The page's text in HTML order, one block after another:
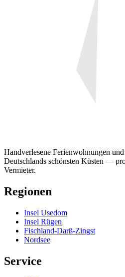
Handverlesene Ferienwohnungen und
Deutschlands schönsten Küsten —
Vermieter.
Regionen
Insel Usedom
Insel Rügen
Fischland-Darß-Zingst
Nordsee
Service